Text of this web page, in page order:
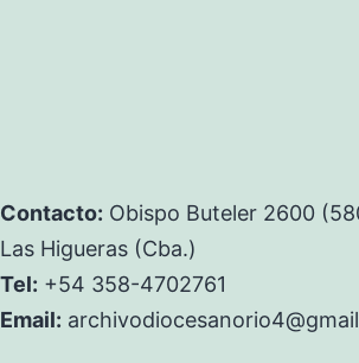
Contacto: Obispo Buteler 2600
Las Higueras (Cba.)
Tel: +54 358-4702761
Email: